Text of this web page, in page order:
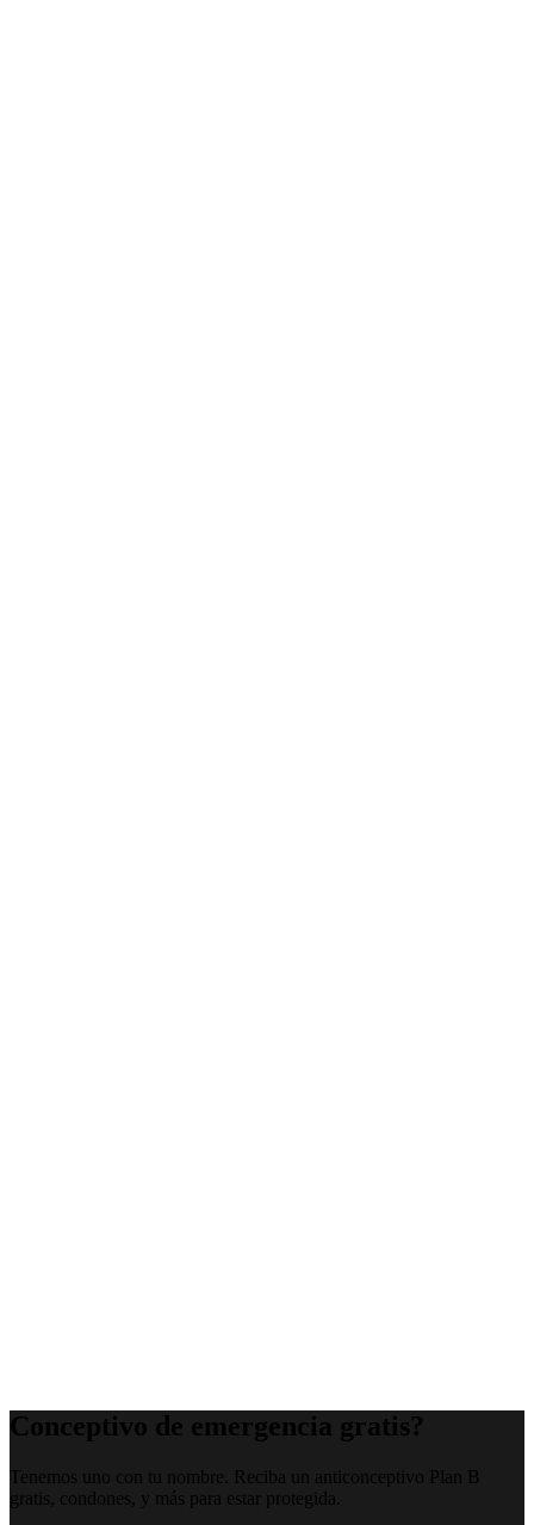
Conceptivo de emergencia gratis?
Tenemos uno con tu nombre. Reciba un anticonceptivo Plan B
gratis, condones, y más para estar protegida.